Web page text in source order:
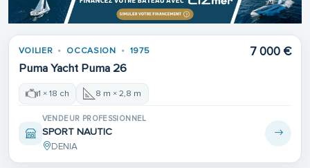
VOILIER OCCASION 1975
Puma Yacht Puma 26
7 000 €
1 × 18 ch 8 m × 2,8 m
VENDEUR PROFESSIONNEL
SPORT NAUTIC
DENIA